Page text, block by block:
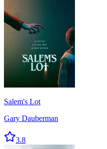
Salem's Lot
Gary Dauberman
3.8